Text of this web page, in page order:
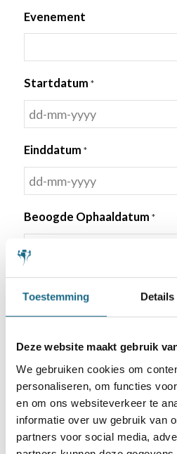
Toestemming Details
Deze website maakt gebruik
We gebruiken cookies om
personaliseren, om functies
en om ons websiteverkeer te
informatie over uw gebruik van
partners voor social media,
Evenement
Startdatum *
DD
dash
MM
dash
Einddatum *
DD
dash
MM
dash
JJJJ
Beoogde Ophaaldatum *
DD
dash
MM
dash
dash
MM
dash
JJJJ
Sectie-einde
Bestelling
Aantal benodigde Sets